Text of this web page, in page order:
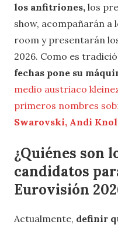
los anfitriones, los
show, acompañarán a
room y presentarán
2026. Como es
fechas pone su
medio austriaco
primeros nombres
Swarovski, Andi
¿Quiénes son
candidatos
Eurovisión
Actualmente, definir